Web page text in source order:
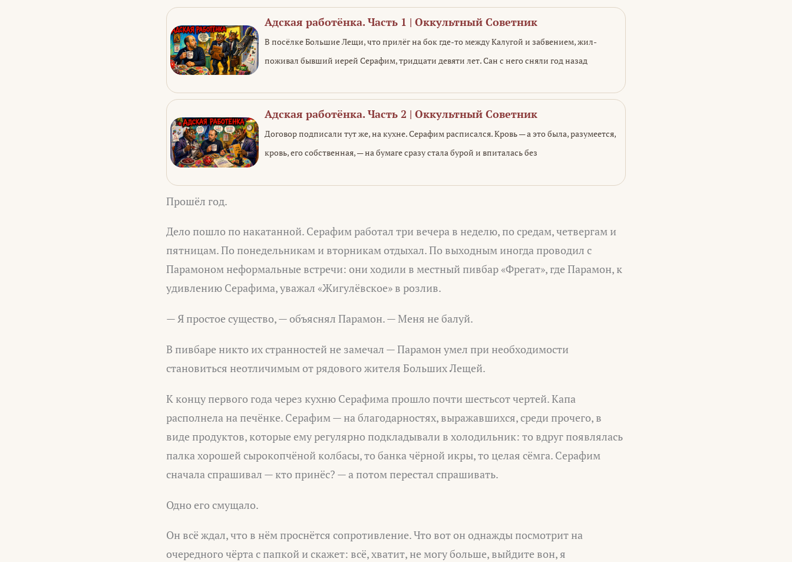
Адская работёнка. Часть 1 | Оккультный Советник
В посёлке Большие Лещи, что прилёг на бок где-то между Калугой и забвением, жил-
поживал бывший иерей Серафим, тридцати девяти лет. Сан с него сняли год назад
Адская работёнка. Часть 2 | Оккультный Советник
Договор подписали тут же, на кухне. Серафим расписался. Кровь — а это была, разумеется,
кровь, его собственная, — на бумаге сразу стала бурой и впиталась без
Прошёл год.
Дело пошло по накатанной. Серафим работал три вечера в неделю, по средам, четвергам и
пятницам. По понедельникам и вторникам отдыхал. По выходным иногда проводил с
Парамоном неформальные встречи: они ходили в местный пивбар «Фрегат», где Парамон, к
удивлению Серафима, уважал «Жигулёвское» в розлив.
— Я простое существо, — объяснял Парамон. — Меня не балуй.
В пивбаре никто их странностей не замечал — Парамон умел при необходимости
становиться неотличимым от рядового жителя Больших Лещей.
К концу первого года через кухню Серафима прошло почти шестьсот чертей. Капа
располнела на печёнке. Серафим — на благодарностях, выражавшихся, среди прочего, в
виде продуктов, которые ему регулярно подкладывали в холодильник: то вдруг появлялась
палка хорошей сырокопчёной колбасы, то банка чёрной икры, то целая сёмга. Серафим
сначала спрашивал — кто принёс? — а потом перестал спрашивать.
Одно его смущало.
Он всё ждал, что в нём проснётся сопротивление. Что вот он однажды посмотрит на
очередного чёрта с папкой и скажет: всё, хватит, не могу больше, выйдите вон, я